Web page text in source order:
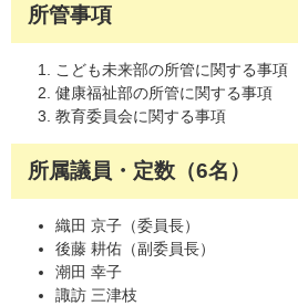
所管事項
こども未来部の所管に関する事項
健康福祉部の所管に関する事項
教育委員会に関する事項
所属議員・定数（6名）
織田 京子（委員長）
後藤 耕佑（副委員長）
潮田 幸子
諏訪 三津枝